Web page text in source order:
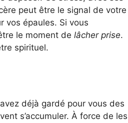
peut être le signal de votre
vos épaules. Si vous
le moment de lâcher prise.
spirituel.
déjà gardé pour vous des
s’accumuler. À force de les